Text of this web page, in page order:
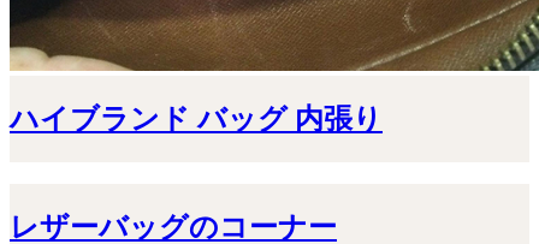
ハイブランド バッグ 内張り
レザーバッグのコーナー